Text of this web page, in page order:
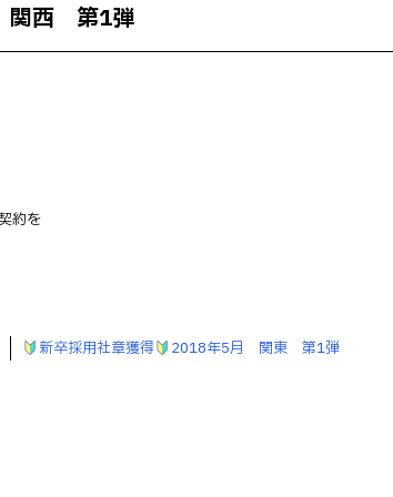
西 第1弾
約を
新卒採用社章獲得 2018年5月 関東 第1弾